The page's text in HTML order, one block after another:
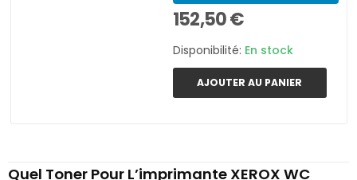
152,50 €
Disponibilité: En stock
AJOUTER AU PANIER
Quel Toner Pour L’imprimante XEROX WC